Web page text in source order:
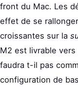
front du Mac. Les
effet de se
croissantes sur la
M2 est livrable
faudra t-il pas
configuration de